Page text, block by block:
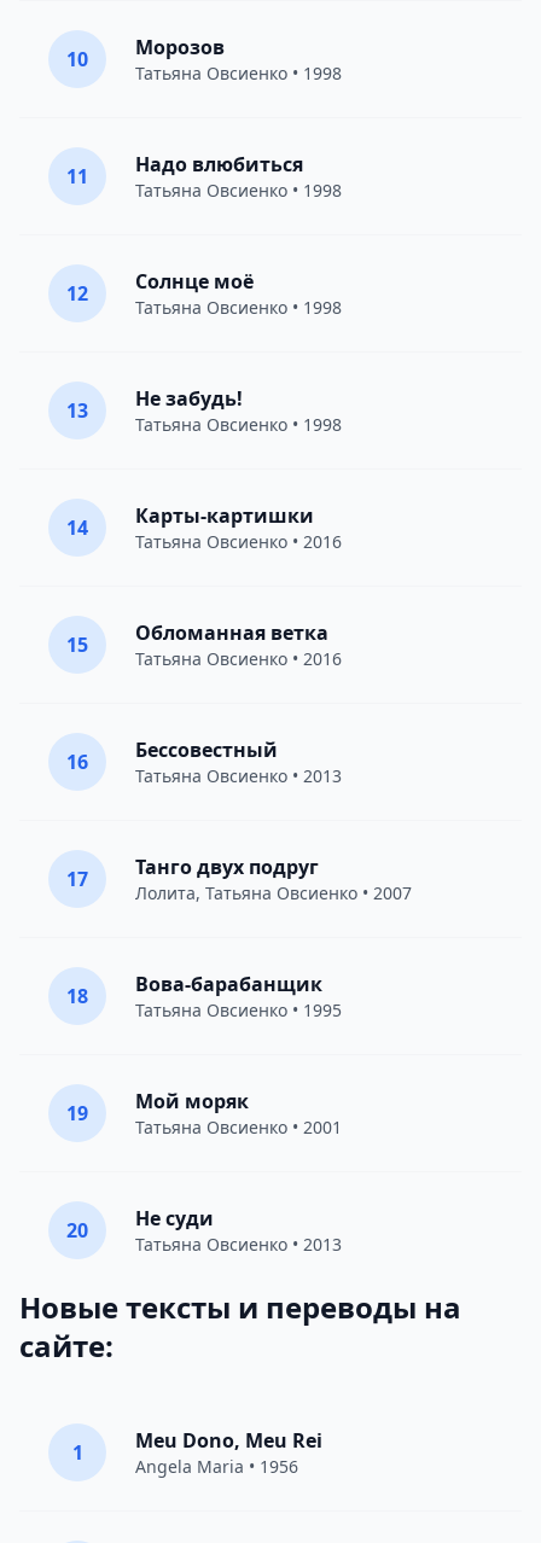
10 Морозов
Татьяна Овсиенко • 1998
11 Надо влюбиться
Татьяна Овсиенко • 1998
12 Солнце моё
Татьяна Овсиенко • 1998
13 Не забудь!
Татьяна Овсиенко • 1998
14 Карты-картишки
Татьяна Овсиенко • 2016
15 Обломанная ветка
Татьяна Овсиенко • 2016
16 Бессовестный
Татьяна Овсиенко • 2013
17 Танго двух подруг
Лолита, Татьяна Овсиенко • 2007
18 Вова-барабанщик
Татьяна Овсиенко • 1995
19 Мой моряк
Татьяна Овсиенко • 2001
20 Не суди
Татьяна Овсиенко • 2013
Новые тексты и переводы на
сайте:
1 Meu Dono, Meu Rei
Angela Maria • 1956